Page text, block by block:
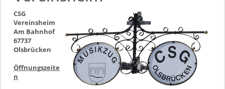
CSG
Vereinsheim
Am Bahnhof
67737
Olsbrücken
Öffnungszeite
n